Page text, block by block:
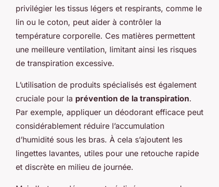
privilégier les tissus légers et respirants, comme le
lin ou le coton, peut aider à contrôler la
température corporelle. Ces matières permettent
une meilleure ventilation, limitant ainsi les risques
de transpiration excessive.
L’utilisation de produits spécialisés est également
cruciale pour la prévention de la transpiration.
Par exemple, appliquer un déodorant efficace peut
considérablement réduire l’accumulation
d’humidité sous les bras. À cela s’ajoutent les
lingettes lavantes, utiles pour une retouche rapide
et discrète en milieu de journée.